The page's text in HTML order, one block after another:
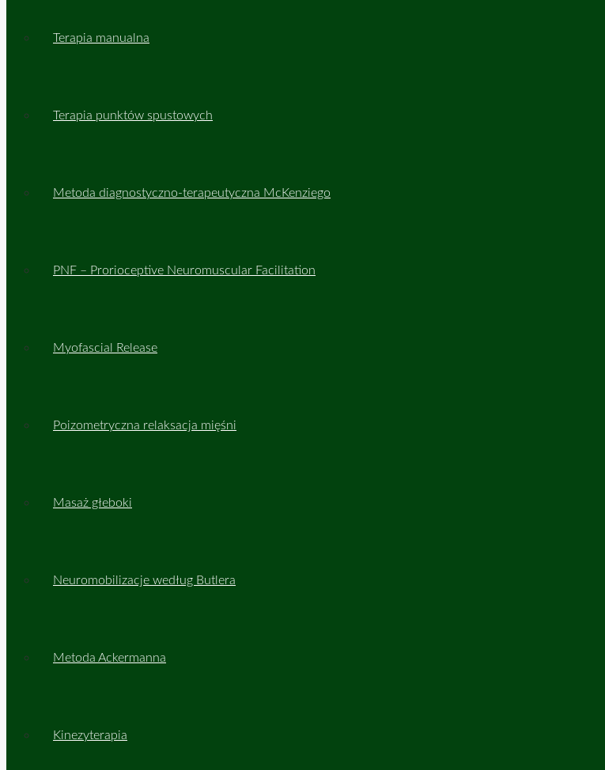
Terapia manualna
Terapia punktów spustowych
Metoda diagnostyczno-terapeutyczna McKenziego
PNF – Prorioceptive Neuromuscular Facilitation
Myofascial Release
Poizometryczna relaksacja mięśni
Masaż głeboki
Neuromobilizacje według Butlera
Metoda Ackermanna
Kinezyterapia